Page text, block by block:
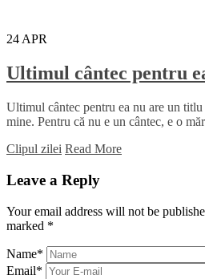
24 APR
Ultimul cântec pentru
Ultimul cântec pentru ea nu are un
mine. Pentru că nu e un cântec, e o
Clipul zilei Read More
Leave a Reply
Your email address will not be
marked *
Name*
Email*